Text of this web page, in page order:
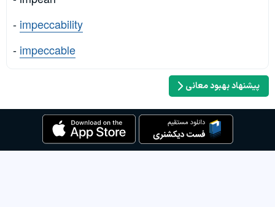
- impeccability
- impeccable
پیشنهاد بهبود معانی